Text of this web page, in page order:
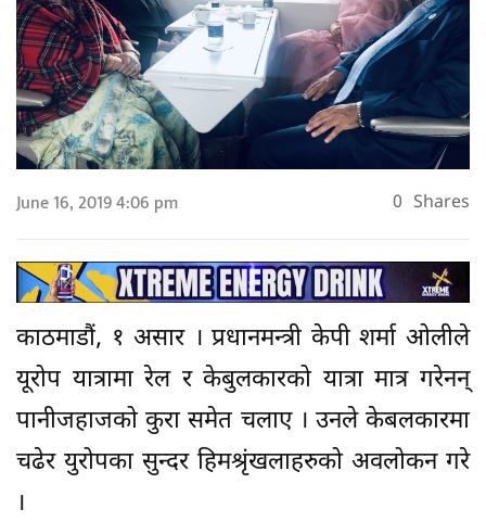
June 16, 2019 4:06 pm 0 Shares
काठमाडौं, १ असार । प्रधानमन्त्री केपी शर्मा ओलीले
यूरोप यात्रामा रेल र केबुलकारको यात्रा मात्र गरेनन्
पानीजहाजको कुरा समेत चलाए । उनले केबलकारमा
चढेर युरोपका सुन्दर हिमश्रृंखलाहरुको अवलोकन गरे
।